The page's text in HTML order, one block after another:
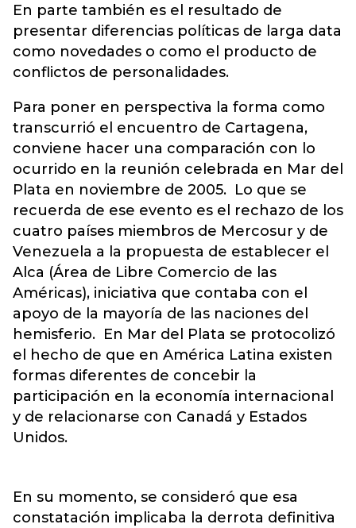
En parte también es el resultado de
presentar diferencias políticas de larga data
como novedades o como el producto de
conflictos de personalidades.
Para poner en perspectiva la forma como
transcurrió el encuentro de Cartagena,
conviene hacer una comparación con lo
ocurrido en la reunión celebrada en Mar del
Plata en noviembre de 2005. Lo que se
recuerda de ese evento es el rechazo de los
cuatro países miembros de Mercosur y de
Venezuela a la propuesta de establecer el
Alca (Área de Libre Comercio de las
Américas), iniciativa que contaba con el
apoyo de la mayoría de las naciones del
hemisferio. En Mar del Plata se protocolizó
el hecho de que en América Latina existen
formas diferentes de concebir la
participación en la economía internacional
y de relacionarse con Canadá y Estados
Unidos.
En su momento, se consideró que esa
constatación implicaba la derrota definitiva